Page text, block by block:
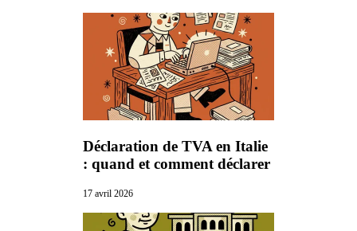
Déclaration de TVA en Italie
: quand et comment déclarer
17 avril 2026